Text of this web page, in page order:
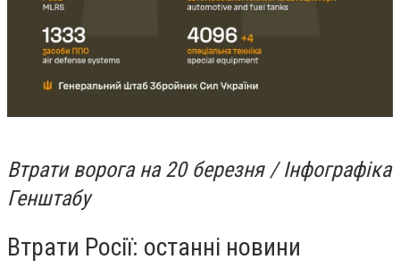
Втрати ворога на 20 березня / Інфографіка
Генштабу
Втрати Росії: останні новини